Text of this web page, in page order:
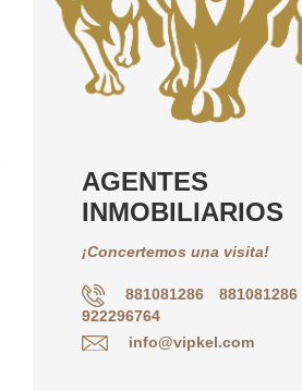
AGENTES
INMOBILIARIOS
¡Concertemos una visita!
881081286
881081286
922296764
info@vipkel.com